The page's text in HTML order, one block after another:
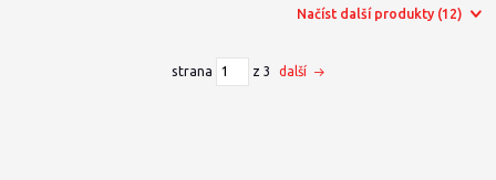
Načíst další produkty (12)
strana z 3 další